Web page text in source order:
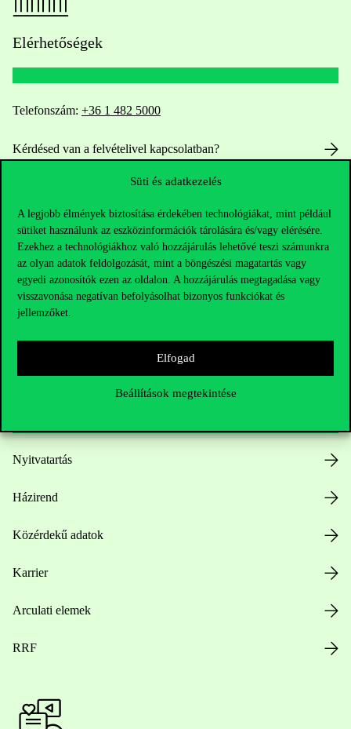
Süti és adatkezelés
A legjobb élmények biztosítása érdekében technológiákat, mint például
sütiket használunk az eszközinformációk tárolására és/vagy elérésére.
Ezekhez a technológiákhoz való hozzájárulás lehetővé teszi számunkra
az olyan adatok feldolgozását, mint a böngészési magatartás vagy
egyedi azonosítók ezen az oldalon. A hozzájárulás megtagadása vagy
visszavonása negatívan befolyásolhat bizonyos funkciókat és
jellemzőket.
Elfogad
Beállítások megtekintése
Elérhetőségek
Telefonszám: +36 1 482 5000
Kérdésed van a felvételivel kapcsolatban?
HUB jelenlegi hallgatóinknak
Sajtó:press@uni-corvinus.hu
Nyitvatartás
Házirend
Közérdekű adatok
Karrier
Arculati elemek
RRF